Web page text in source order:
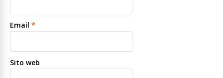
Email *
Sito web